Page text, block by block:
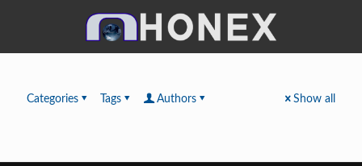
Categories Tags Authors Show all